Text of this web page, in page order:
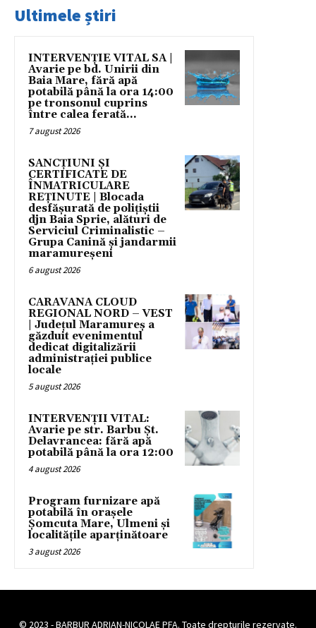
Ultimele știri
INTERVENȚIE VITAL SA |
Avarie pe bd. Unirii din
Baia Mare, fără apă
potabilă până la ora 14:00
pe tronsonul cuprins
între calea ferată...
7 august 2026
SANCȚIUNI ȘI
CERTIFICATE DE
ÎNMATRICULARE
REȚINUTE | Blocada
desfășurată de polițiștii
djn Baia Sprie, alături de
Serviciul Criminalistic –
Grupa Canină și jandarmii
maramureșeni
6 august 2026
CARAVANA CLOUD
REGIONAL NORD – VEST
| Județul Maramureș a
găzduit evenimentul
dedicat digitalizării
administrației publice
locale
5 august 2026
INTERVENȚII VITAL:
Avarie pe str. Barbu Șt.
Delavrancea: fără apă
potabilă până la ora 12:00
4 august 2026
Program furnizare apă
potabilă în orașele
Șomcuta Mare, Ulmeni și
localitățile aparținătoare
3 august 2026
© 2023 - BARBUR ADRIAN-NICOLAE PFA. Toate drepturile rezervate.